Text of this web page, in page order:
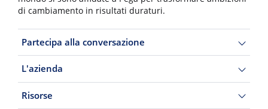
di cambiamento in risultati duraturi.
Partecipa alla conversazione
L'azienda
Risorse